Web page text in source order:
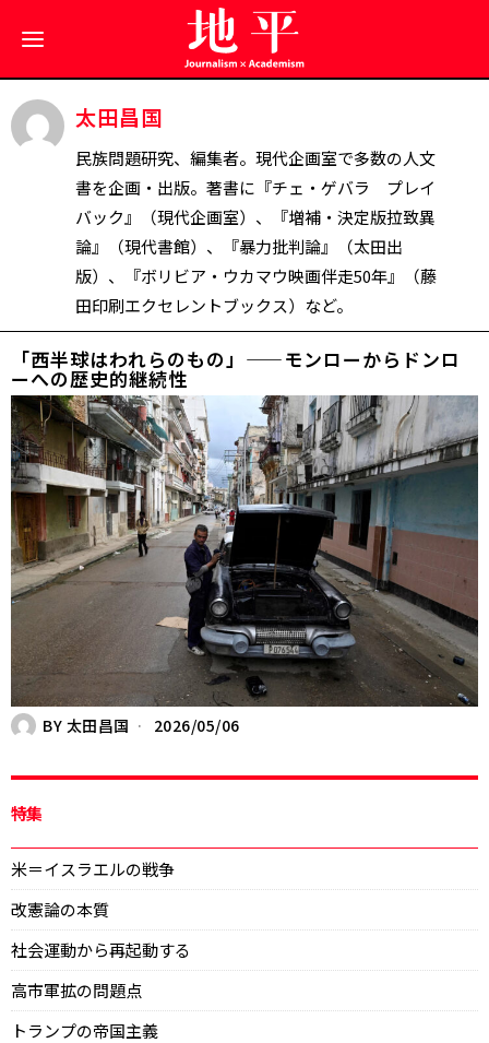
太田昌国
民族問題研究、編集者。現代企画室で多数の人文
書を企画・出版。著書に『チェ・ゲバラ プレイ
バック』（現代企画室）、『増補・決定版拉致異
論』（現代書館）、『暴力批判論』（太田出
版）、『ボリビア・ウカマウ映画伴走50年』（藤
田印刷エクセレントブックス）など。
「西半球はわれらのもの」——モンローからドンロ
ーへの歴史的継続性
BY 太田昌国 2026/05/06
特集
米＝イスラエルの戦争
改憲論の本質
社会運動から再起動する
高市軍拡の問題点
トランプの帝国主義